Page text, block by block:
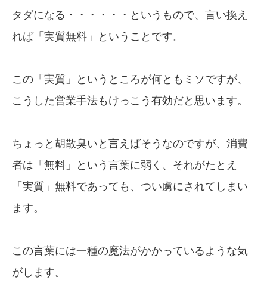
タダになる・・・・・・というもので、言い換え
れば「実質無料」ということです。
この「実質」というところが何ともミソですが、
こうした営業手法もけっこう有効だと思います。
ちょっと胡散臭いと言えばそうなのですが、消費
者は「無料」という言葉に弱く、それがたとえ
「実質」無料であっても、つい虜にされてしまい
ます。
この言葉には一種の魔法がかかっているような気
がします。